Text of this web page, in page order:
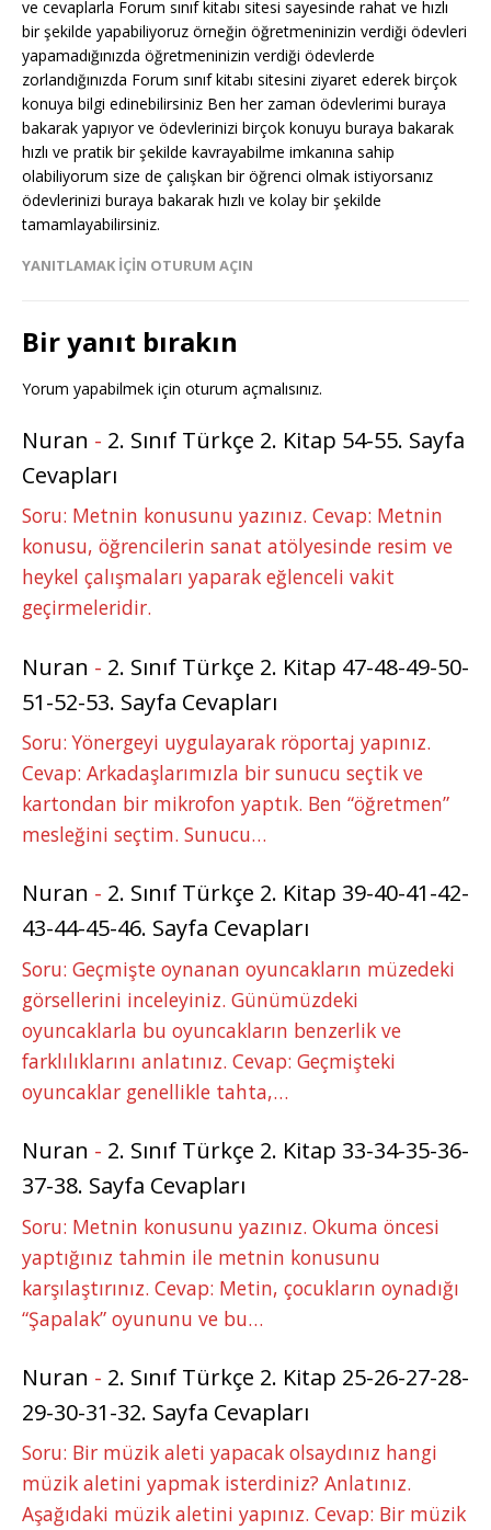
ve cevaplarla Forum sınıf kitabı sitesi sayesinde rahat ve hızlı
bir şekilde yapabiliyoruz örneğin öğretmeninizin verdiği ödevleri
yapamadığınızda öğretmeninizin verdiği ödevlerde
zorlandığınızda Forum sınıf kitabı sitesini ziyaret ederek birçok
konuya bilgi edinebilirsiniz Ben her zaman ödevlerimi buraya
bakarak yapıyor ve ödevlerinizi birçok konuyu buraya bakarak
hızlı ve pratik bir şekilde kavrayabilme imkanına sahip
olabiliyorum size de çalışkan bir öğrenci olmak istiyorsanız
ödevlerinizi buraya bakarak hızlı ve kolay bir şekilde
tamamlayabilirsiniz.
YANITLAMAK IÇIN OTURUM AÇIN
Bir yanıt bırakın
Yorum yapabilmek için oturum açmalısınız.
Nuran - 2. Sınıf Türkçe 2. Kitap 54-55. Sayfa
Cevapları
Soru: Metnin konusunu yazınız. Cevap: Metnin
konusu, öğrencilerin sanat atölyesinde resim ve
heykel çalışmaları yaparak eğlenceli vakit
geçirmeleridir.
Nuran - 2. Sınıf Türkçe 2. Kitap 47-48-49-50-
51-52-53. Sayfa Cevapları
Soru: Yönergeyi uygulayarak röportaj yapınız.
Cevap: Arkadaşlarımızla bir sunucu seçtik ve
kartondan bir mikrofon yaptık. Ben “öğretmen”
mesleğini seçtim. Sunucu…
Nuran - 2. Sınıf Türkçe 2. Kitap 39-40-41-42-
43-44-45-46. Sayfa Cevapları
Soru: Geçmişte oynanan oyuncakların müzedeki
görsellerini inceleyiniz. Günümüzdeki
oyuncaklarla bu oyuncakların benzerlik ve
farklılıklarını anlatınız. Cevap: Geçmişteki
oyuncaklar genellikle tahta,…
Nuran - 2. Sınıf Türkçe 2. Kitap 33-34-35-36-
37-38. Sayfa Cevapları
Soru: Metnin konusunu yazınız. Okuma öncesi
yaptığınız tahmin ile metnin konusunu
karşılaştırınız. Cevap: Metin, çocukların oynadığı
“Şapalak” oyununu ve bu…
Nuran - 2. Sınıf Türkçe 2. Kitap 25-26-27-28-
29-30-31-32. Sayfa Cevapları
Soru: Bir müzik aleti yapacak olsaydınız hangi
müzik aletini yapmak isterdiniz? Anlatınız.
Aşağıdaki müzik aletini yapınız. Cevap: Bir müzik